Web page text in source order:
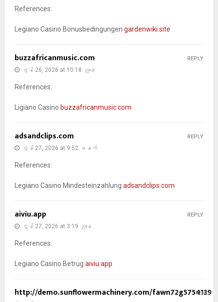
References:
Legiano Casino Bonusbedingungen gardenwiki.site
buzzafricanmusic.com
ဇွန် 26, 2026 at 10:18 ညနေ
References:
Ligiano Casino buzzafricanmusic.com
REPLY
adsandclips.com
ဇွန် 27, 2026 at 9:52 မနက်
References:
Legiano Casino Mindesteinzahlung adsandclips.com
REPLY
aiviu.app
ဇွန် 27, 2026 at 3:19 ညနေ
References:
Legiano Casino Betrug aiviu.app
REPLY
http://demo.sunflowermachinery.com/fawn72g5754139
REPLY